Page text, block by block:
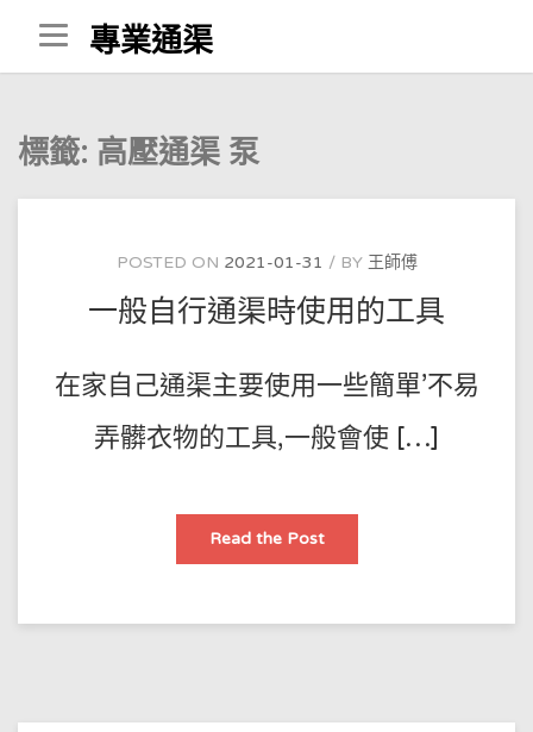
Skip
to
content
專業通渠
標籤: 高壓通渠 泵
POSTED ON 2021-01-31 BY 王師傅
一般自行通渠時使用的工具
在家自己通渠主要使用一些簡單’不易
弄髒衣物的工具,一般會使 […]
Read the Post一
自
渠
具